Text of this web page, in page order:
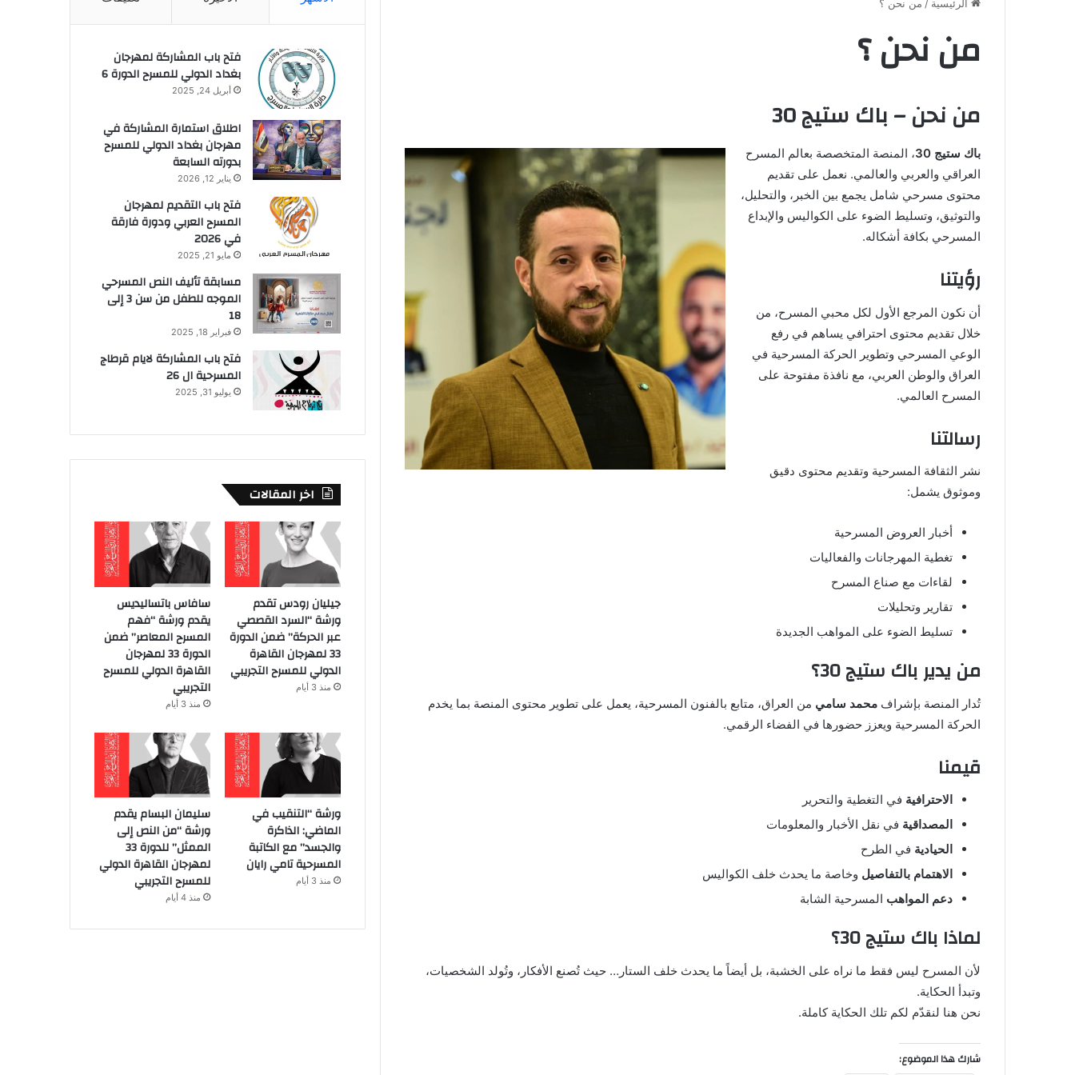
الرئيسية / من نحن ؟
من نحن ؟
من نحن – باك ستيج 30
باك ستيج 30
، المنصة المتخصصة بعالم المسرح
العراقي والعربي والعالمي. نعمل على تقديم
محتوى مسرحي شامل يجمع بين الخبر، والتحليل،
والتوثيق، وتسليط الضوء على الكواليس والإبداع
المسرحي بكافة أشكاله.
رؤيتنا
أن نكون المرجع الأول لكل محبي المسرح، من
خلال تقديم محتوى احترافي يساهم في رفع
الوعي المسرحي وتطوير الحركة المسرحية في
العراق والوطن العربي، مع نافذة مفتوحة على
المسرح العالمي.
رسالتنا
نشر الثقافة المسرحية وتقديم محتوى دقيق
وموثوق يشمل:
أخبار العروض المسرحية
تغطية المهرجانات والفعاليات
لقاءات مع صناع المسرح
تقارير وتحليلات
تسليط الضوء على المواهب الجديدة
من يدير باك ستيج 30؟
تُدار المنصة بإشراف محمد سامي من العراق، متابع بالفنون المسرحية، يعمل على تطوير محتوى المنصة بما يخدم
الحركة المسرحية ويعزز حضورها في الفضاء الرقمي.
قيمنا
الاحترافية في التغطية والتحرير
المصداقية في نقل الأخبار والمعلومات
الحيادية في الطرح
الاهتمام بالتفاصيل وخاصة ما يحدث خلف الكواليس
دعم المواهب المسرحية الشابة
لماذا باك ستيج 30؟
لأن المسرح ليس فقط ما نراه على الخشبة، بل أيضاً ما يحدث خلف الستار… حيث تُصنع الأفكار، وتُولد الشخصيات،
وتبدأ الحكاية.
نحن هنا لنقدّم لكم تلك الحكاية كاملة.
شارك هذا الموضوع:
فتح باب المشاركة لمهرجان
بغداد الدولي للمسرح الدورة 6
أبريل 24, 2025
اطلاق استمارة المشاركة في
مهرجان بغداد الدولي للمسرح
بدورته السابعة
يناير 12, 2026
فتح باب التقديم لمهرجان
المسرح العربي ودورة فارقة
في 2026
مايو 21, 2025
مسابقة تأليف النص المسرحي
الموجه للطفل من سن 3 إلى
18
فبراير 18, 2025
فتح باب المشاركة لايام قرطاج
المسرحية ال 26
يوليو 31, 2025
اخر المقالات
جيليان رودس تقدم
ورشة “السرد القصصي
عبر الحركة” ضمن الدورة
33 لمهرجان القاهرة
الدولي للمسرح التجريبي
منذ 3 أيام
سافاس باتساليديس
يقدم ورشة “فهم
المسرح المعاصر” ضمن
الدورة 33 لمهرجان
القاهرة الدولي للمسرح
التجريبي
منذ 3 أيام
ورشة “التنقيب في
الماضي: الذاكرة
والجسد” مع الكاتبة
المسرحية تامي رايان
منذ 3 أيام
سليمان البسام يقدم
ورشة “من النص إلى
الممثل” للدورة 33
لمهرجان القاهرة الدولي
للمسرح التجريبي
منذ 4 أيام